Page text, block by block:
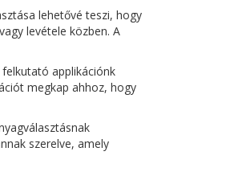
lehetővé teszi, hogy
levétele közben. A
felkutató applikációnk
megkap ahhoz, hogy
szerelve, amely